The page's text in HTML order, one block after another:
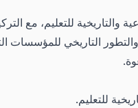
والتاريخية للتعليم، مع
التاريخي للمؤسسات
للتعليم.